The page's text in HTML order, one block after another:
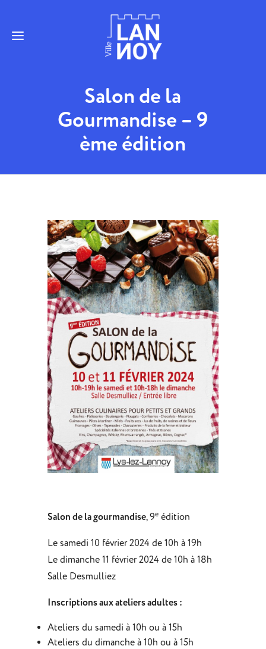
Salon de la
Gourmandise – 9
ème édition
Salon de la gourmandise, 9eédition
Le samedi 10 février 2024 de 10h à 19h
Le dimanche 11 février 2024 de 10h à 18h
Salle Desmulliez
Inscriptions aux ateliers adultes :
Ateliers du samedi à 10h ou à 15h
Ateliers du dimanche à 10h ou à 15h